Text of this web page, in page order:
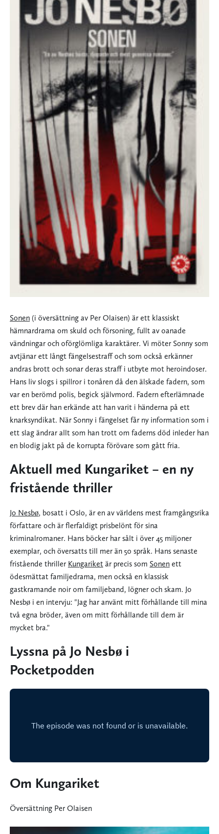
Sonen (i översättning av Per Olaisen) är ett klassiskt
hämnardrama om skuld och försoning, fullt av oanade
vändningar och oförglömliga karaktärer. Vi möter Sonny som
avtjänar ett långt fängelsestraff och som också erkänner
andras brott och sonar deras straff i utbyte mot heroindoser.
Hans liv slogs i spillror i tonåren då den älskade fadern, som
var en berömd polis, begick självmord. Fadern efterlämnade
ett brev där han erkände att han varit i händerna på ett
knarksyndikat. När Sonny i fängelset får ny information som i
ett slag ändrar allt som han trott om faderns död inleder han
en blodig jakt på de korrupta förövare som gått fria.
Aktuell med Kungariket – en ny
fristående thriller
Jo Nesbø, bosatt i Oslo, är en av världens mest framgångsrika
författare och är flerfaldigt prisbelönt för sina
kriminalromaner. Hans böcker har sålt i över 45 miljoner
exemplar, och översatts till mer än 50 språk. Hans senaste
fristående thriller Kungariket är precis som Sonen ett
ödesmättat familjedrama, men också en klassisk
gastkramande noir om familjeband, lögner och skam. Jo
Nesbø i en intervju: "Jag har använt mitt förhållande till mina
två egna bröder, även om mitt förhållande till dem är
mycket bra."
Lyssna på Jo Nesbø i
Pocketpodden
Om Kungariket
Översättning Per Olaisen